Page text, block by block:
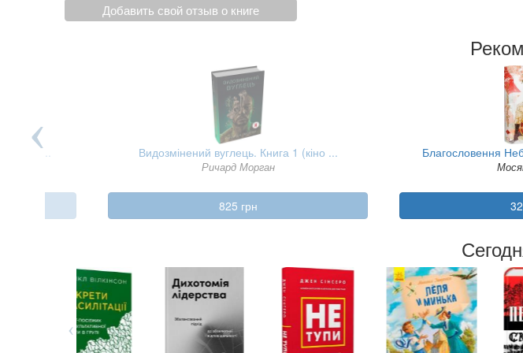
Добавить свой отзыв о книге
... Видозмінений вуглець. Книга 1 (кіно ...
Ричард Морган
825 грн
Благословення